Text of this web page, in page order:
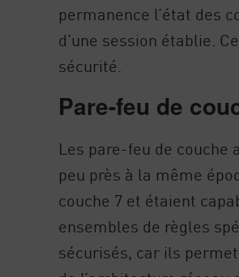
permanence l’état des
d’une session établie.
sécurité.
Pare-feu de
Les pare-feu de
peu près à la même
couche 7 et étaient
ensembles de règles
sécurisés, car ils